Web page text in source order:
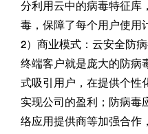
分利用云中的病毒特征库
毒，保障了每个用户使用
2）商业模式：云安全防
终端客户就是庞大的防病
式吸引用户，在提供个性
实现公司的盈利；防病毒
络应用提供商等加强合作